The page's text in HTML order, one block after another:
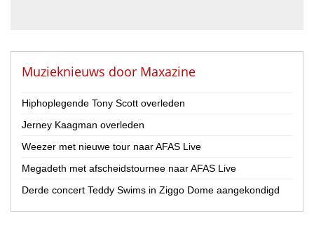
Nederland
België
Provincie
Drenthe
Flevoland
Friesland
Muzieknieuws door Maxazine
Hiphoplegende Tony Scott overleden
Jerney Kaagman overleden
Weezer met nieuwe tour naar AFAS Live
Megadeth met afscheidstournee naar AFAS Live
Derde concert Teddy Swims in Ziggo Dome aangekondigd